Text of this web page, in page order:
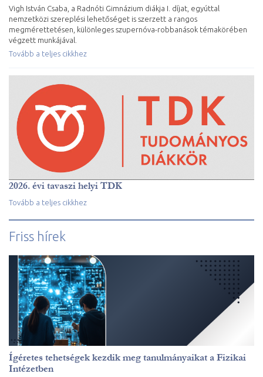
Vigh István Csaba, a Radnóti Gimnázium diákja I. díjat, egyúttal
nemzetközi szereplési lehetőséget is szerzett a rangos
megmérettetésen, különleges szupernóva-robbanások témakörében
végzett munkájával.
Tovább a teljes cikkhez
2026. évi tavaszi helyi TDK
Tovább a teljes cikkhez
Friss hírek
Ígéretes tehetségek kezdik meg tanulmányaikat a Fizikai
Intézetben